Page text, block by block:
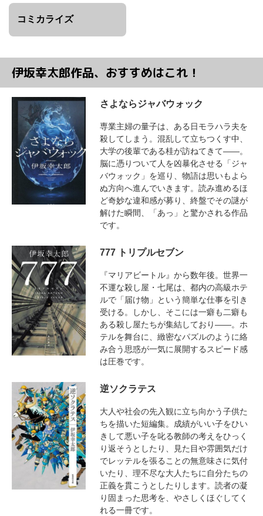
コミカライズ
伊坂幸太郎作品、おすすめはこれ！
さよならジャバウォック
専業主婦の量子は、ある日モラハラ夫を
殺してしまう。混乱して立ちつくす中、
大学の後輩である桂が訪ねてきて――。
脳に憑りついて人を凶暴化させる「ジャ
バウォック」を巡り、物語は思いもよら
ぬ方向へ進んでいきます。読み進めるほ
ど奇妙な違和感が募り、終盤でその謎が
解けた瞬間、「あっ」と驚かされる作品
です。
777 トリプルセブン
『マリアビートル』から数年後。世界一
不運な殺し屋・七尾は、都内の高級ホテ
ルで「届け物」という簡単な仕事を引き
受ける。しかし、そこには一癖も二癖も
ある殺し屋たちが集結しており――。ホ
テルを舞台に、緻密なパズルのように絡
み合う思惑が一気に展開するスピード感
は圧巻です。
逆ソクラテス
大人や社会の先入観に立ち向かう子供た
ちを描いた短編集。成績がいい子をひい
きして悪い子を叱る教師の考えをひっく
り返そうとしたり、見た目や雰囲気だけ
でレッテルを張ることの無意味さに気付
いたり、理不尽な大人たちに自分たちの
正義を貫こうとしたりします。読者の凝
り固まった思考を、やさしくほぐしてく
れる一冊です。